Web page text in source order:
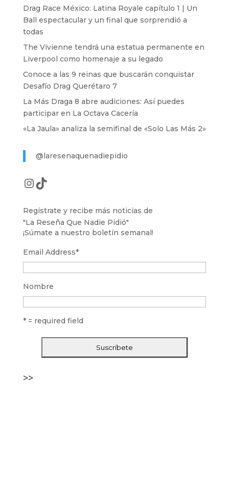
Drag Race México: Latina Royale capítulo 1 | Un
Ball espectacular y un final que sorprendió a
todas
The Vivienne tendrá una estatua permanente en
Liverpool como homenaje a su legado
Conoce a las 9 reinas que buscarán conquistar
Desafío Drag Querétaro 7
La Más Draga 8 abre audiciones: Así puedes
participar en La Octava Cacería
«La Jaula» analiza la semifinal de «Solo Las Más 2»
@laresenaquenadiepidio
Instagram
TikTok
Regístrate y recibe más noticias de
"La Reseña Que Nadie Pidió"
¡Súmate a nuestro boletín semanal!
Email Address*
Nombre
* = required field
>>